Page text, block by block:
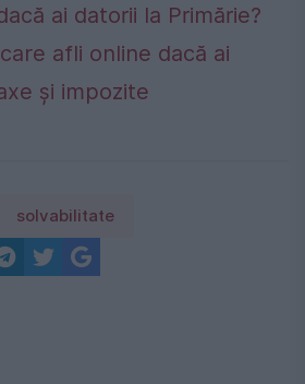
ai datorii la Primărie?
afli online dacă ai
și impozite
solvabilitate